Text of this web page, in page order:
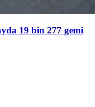
19 bin 277 gemi